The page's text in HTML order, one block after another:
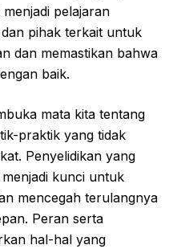
pelajaran
pihak terkait untuk
dan memastikan bahwa
baik.
mata kita tentang
praktik yang tidak
Penyelidikan yang
kunci untuk
mencegah terulangnya
Peran serta
hal-hal yang